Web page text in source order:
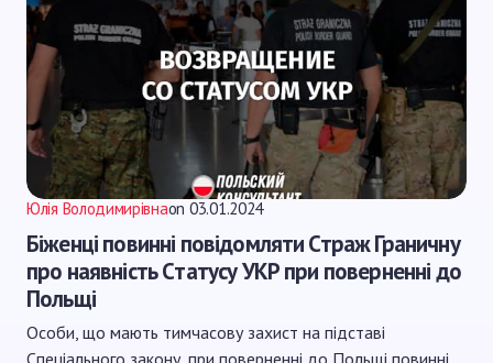
Юлія Володимирівнаon 03.01.2024
Біженці повинні повідомляти Страж Граничну
про наявність Cтатусу УКР при поверненні до
Польщі
Особи, що мають тимчасову захист на підставі
Спеціального закону, при поверненні до Польщі повинні